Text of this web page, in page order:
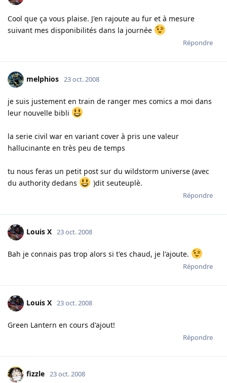
Cool que ça vous plaise. J'en rajoute au fur et à mesure
suivant mes disponibilités dans la journée
Répondre
melphios 23 oct. 2008
je suis justement en train de ranger mes comics a moi dans
leur nouvelle bibli
la serie civil war en variant cover à pris une valeur
hallucinante en très peu de temps
tu nous feras un petit post sur du wildstorm universe (avec
du authority dedans
)dit seuteuplè.
Répondre
Louis X 23 oct. 2008
Bah je connais pas trop alors si t'es chaud, je l'ajoute.
Répondre
Louis X 23 oct. 2008
Green Lantern en cours d'ajout!
Répondre
fizzle 23 oct. 2008